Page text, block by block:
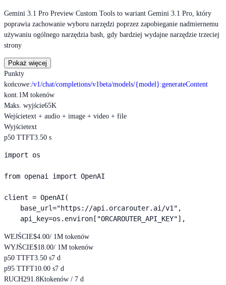
Gemini 3.1 Pro Preview Custom Tools to wariant Gemini 3.1 Pro, który
poprawia zachowanie wyboru narzędzi poprzez zapobieganie nadmiernemu
używaniu ogólnego narzędzia bash, gdy bardziej wydajne narzędzie trzeciej
strony
Pokaż więcej
Punkty
końcowe:/v1/chat/completions/v1beta/models/{model}:generateContent
kont. 1M tokenów
Maks. wyjście65K
Wejścietext + audio + image + video + file
Wyjścietext
p50 TTFT3.50 s
import os
from openai import OpenAI
client = OpenAI(
    base_url="https://api.orcarouter.ai/v1",
    api_key=os.environ["ORCAROUTER_API_KEY"],
WEJŚCIE$4.00/ 1M tokenów
WYJŚCIE$18.00/ 1M tokenów
p50 TTFT3.50 s7 d
p95 TTFT10.00 s7 d
RUCH291.8Ktokenów / 7 d